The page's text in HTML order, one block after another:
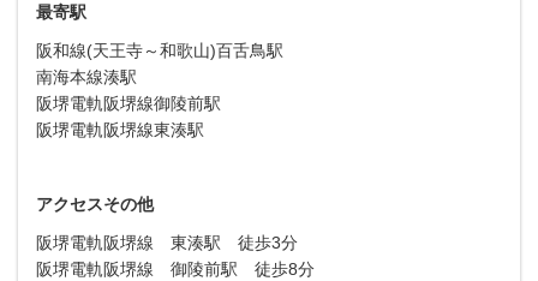
最寄駅
阪和線(天王寺～和歌山)百舌鳥駅
南海本線湊駅
阪堺電軌阪堺線御陵前駅
阪堺電軌阪堺線東湊駅
アクセスその他
阪堺電軌阪堺線 東湊駅 徒歩3分
阪堺電軌阪堺線 御陵前駅 徒歩8分